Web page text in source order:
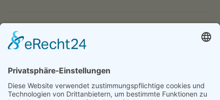
IMPRESSUM
KONTAKT & ANFAHRT
© 2024 - Alice Bendix - Berufliches Schulzentrum der
Stadt München